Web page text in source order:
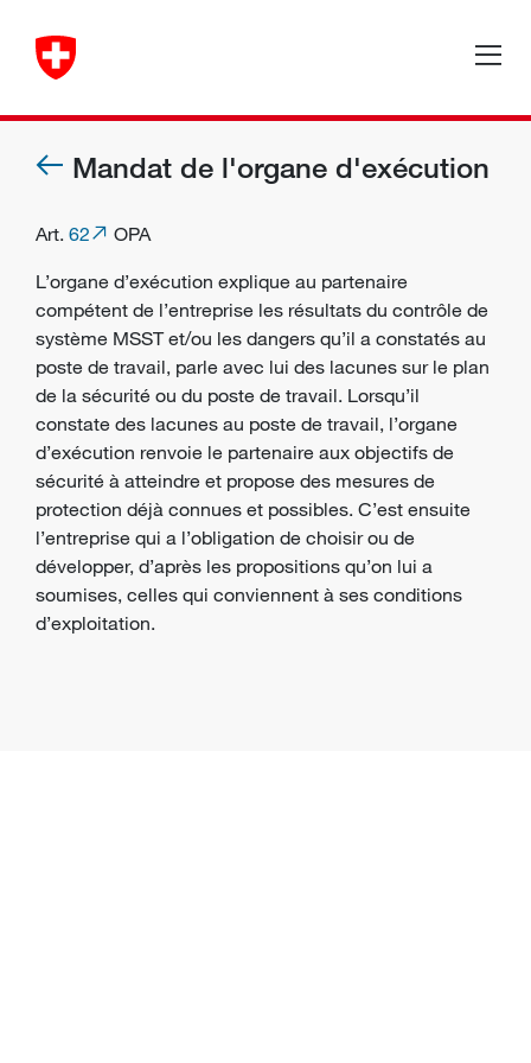
Mandat de l'organe d'exécution
Art. 62
OPA
L’organe d’exécution explique au partenaire
compétent de l’entreprise les résultats du contrôle de
système MSST et/ou les dangers qu’il a constatés au
poste de travail, parle avec lui des lacunes sur le plan
de la sécurité ou du poste de travail. Lorsqu’il
constate des lacunes au poste de travail, l’organe
d’exécution renvoie le partenaire aux objectifs de
sécurité à atteindre et propose des mesures de
protection déjà connues et possibles. C’est ensuite
l’entreprise qui a l’obligation de choisir ou de
développer, d’après les propositions qu’on lui a
soumises, celles qui conviennent à ses conditions
d’exploitation.